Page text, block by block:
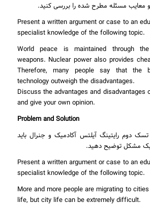
و معایب مسئله مطرح شده را بررسی کنید.
Present a written argument or case to an
specialist knowledge of the following topic.
World peace is maintained through
weapons. Nuclear power also provides
Therefore, many people say that the
technology outweigh the disadvantages.
Discuss the advantages and disadvantages
and give your own opinion.
Problem and Solution
دوم رایتینگ آیلتس آکادمیک و جنرال باید
یک مشکل توضیح دهید.
Present a written argument or case to an
specialist knowledge of the following topic.
More and more people are migrating to
life, but city life can be extremely difficult.